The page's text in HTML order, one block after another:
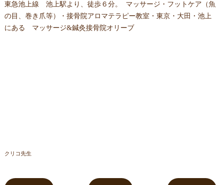
東急池上線 池上駅より、徒歩６分。 マッサージ・フットケア（魚
の目、巻き爪等）・接骨院アロマテラピー教室・東京・大田・池上
にある マッサージ&鍼灸接骨院オリーブ
クリコ先生